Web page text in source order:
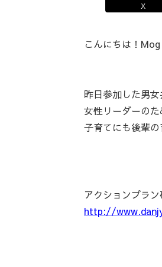
X
こんにちは！Mog
昨日参加した男
女性リーダーのた
子育てにも後輩
アクションプラ
http://